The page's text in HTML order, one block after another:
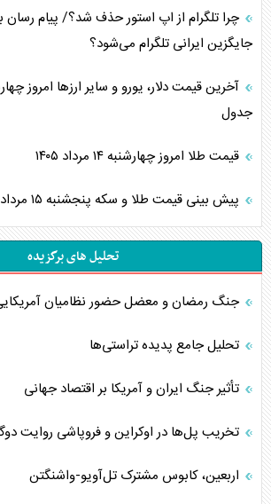
چرا تلگرام از اپ استور حذف شد؟/ پیام رسان
جایگزین ایرانی تلگرام می‌شود؟
جدول
قیمت طلا امروز چهارشنبه ۱۴ مرداد ۱۴۰۵
پیش بینی قیمت طلا و سکه پنجشنبه ۱۵ مرداد ۱۴۰۵
تحلیل های برگزیده
جنگ رمضان و معضل حضور نظامیان
تحلیل جامع پدیده تراستی‌ها
تأثیر جنگ ایران و آمریکا بر اقتصاد جهانی
تخریب پل‌ها در اوکراین و فروپاشی روایت
اربعین، کابوس مشترک تل‌آویو-واشنگتن